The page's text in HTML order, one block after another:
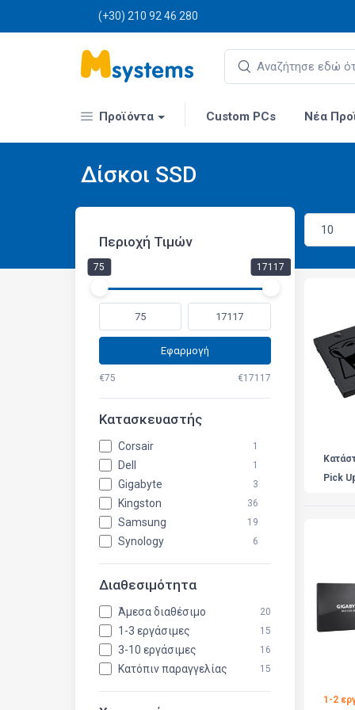
(+30) 210 92 46 280
Προϊόντα Custom PCs Νέα
Δίσκοι SSD
Περιοχή Τιμών
75 17117
Εφαρμογή
€75 €17117
Κατασκευαστής
Corsair 1
Dell 1
Gigabyte 3
Kingston 36
Samsung 19
Synology 6
Διαθεσιμότητα
Άμεσα διαθέσιμο 20
1-3 εργάσιμες 15
3-10 εργάσιμες 16
Κατόπιν παραγγελίας 15
Pick
1-2